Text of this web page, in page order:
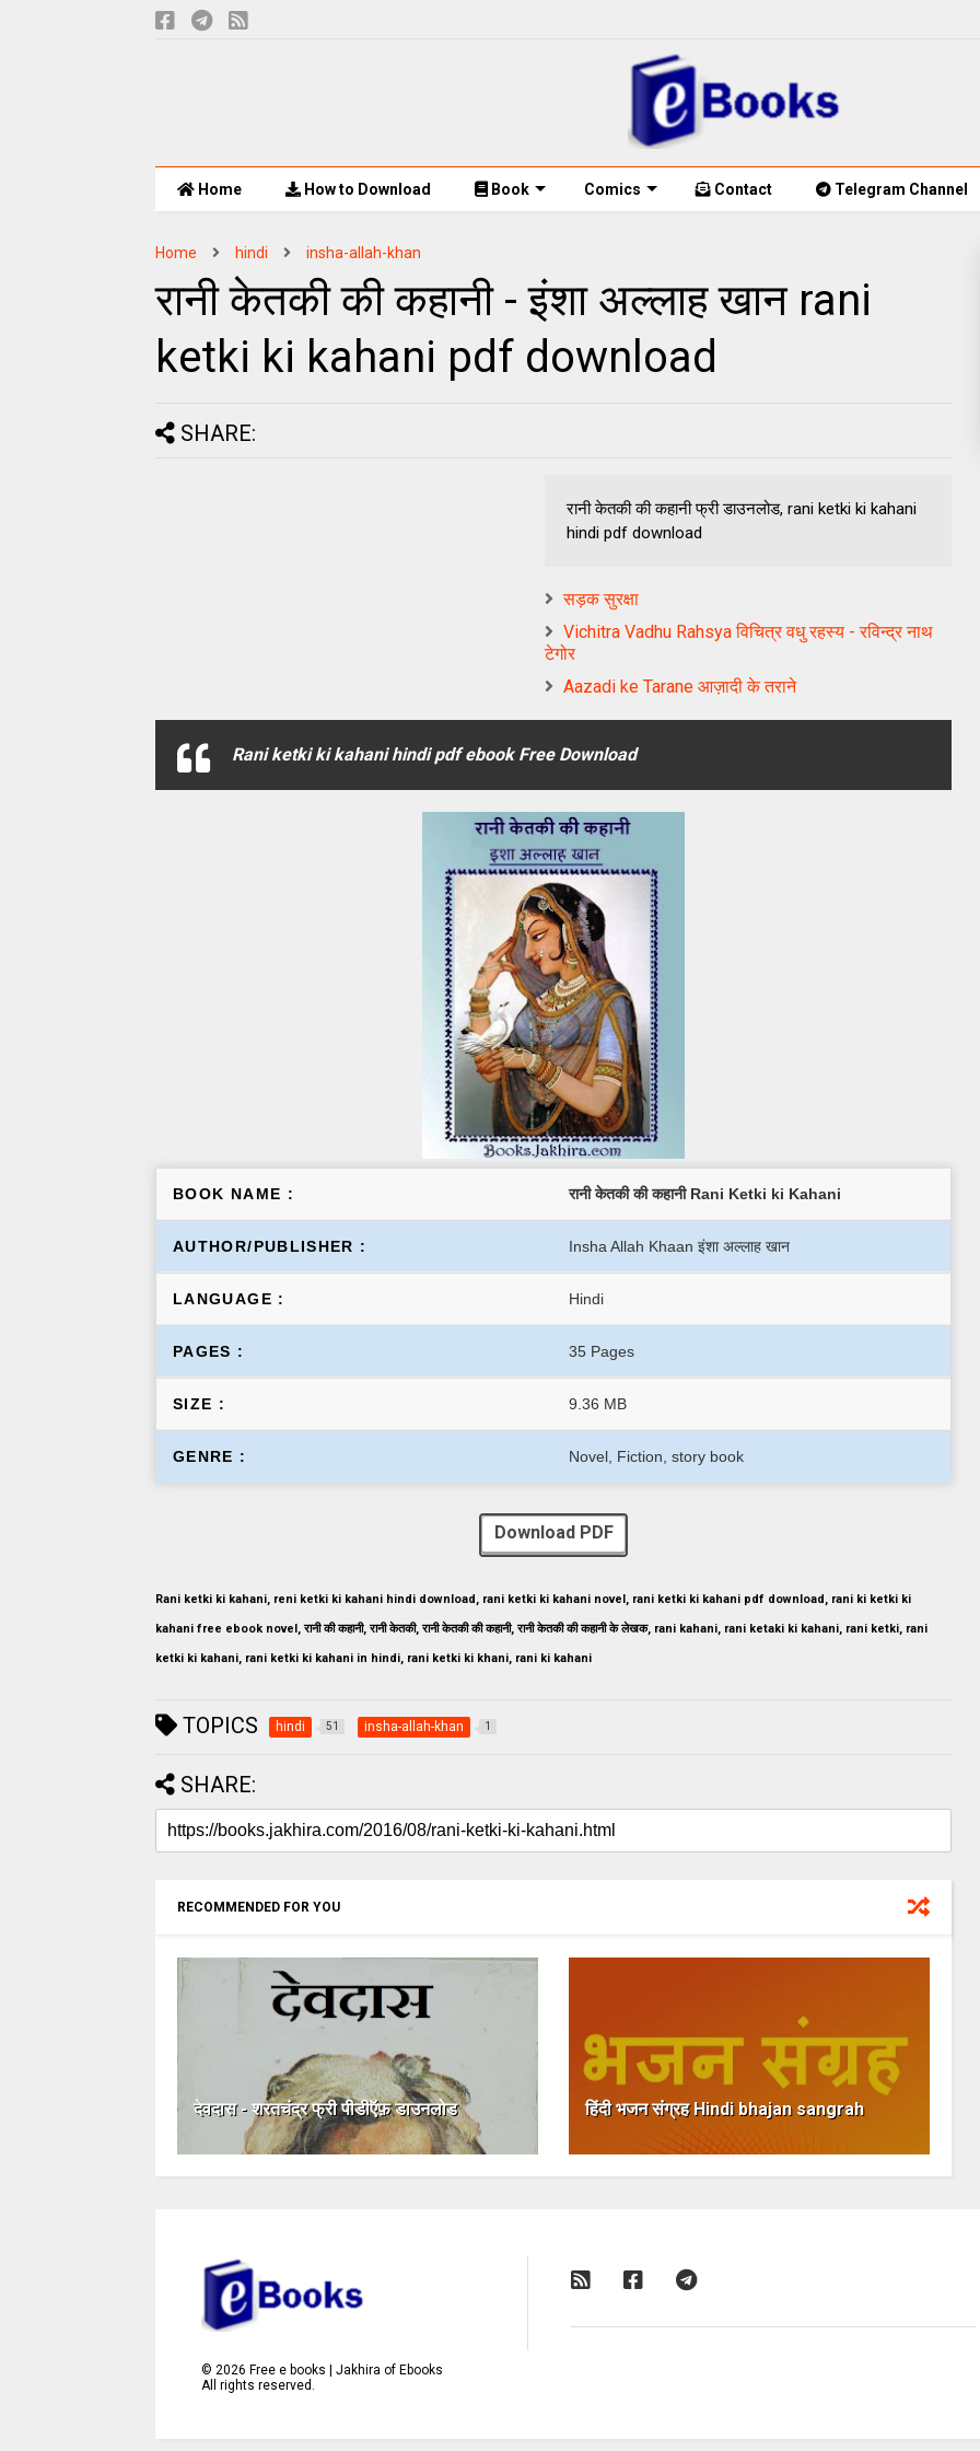
Home How to Download Book Comics Contact Telegram Channel
Home hindi insha-allah-khan
रानी केतकी की कहानी - इंशा अल्लाह खान rani
ketki ki kahani pdf download
SHARE:
रानी केतकी की कहानी फ्री डाउनलोड, rani ketki ki kahani
hindi pdf download
सड़क सुरक्षा
Vichitra Vadhu Rahsya विचित्र वधु रहस्य - रविन्द्र नाथ
टेगोर
Aazadi ke Tarane आज़ादी के तराने
Rani ketki ki kahani hindi pdf ebook Free Download
BOOK NAME : रानी केतकी की कहानी Rani Ketki ki Kahani
AUTHOR/PUBLISHER : Insha Allah Khaan इंशा अल्लाह खान
LANGUAGE : Hindi
PAGES : 35 Pages
SIZE : 9.36 MB
GENRE : Novel, Fiction, story book
Download PDF
Rani ketki ki kahani, reni ketki ki kahani hindi download, rani ketki ki kahani novel, rani ketki ki kahani pdf download, rani ki ketki ki
kahani free ebook novel, रानी की कहानी, रानी केतकी, रानी केतकी की कहानी, रानी केतकी की कहानी के लेखक, rani kahani, rani ketaki ki kahani, rani ketki, rani
ketki ki kahani, rani ketki ki kahani in hindi, rani ketki ki khani, rani ki kahani
TOPICS hindi 51 insha-allah-khan 1
SHARE:
RECOMMENDED FOR YOU
देवदास - शरतचंद्र फ्री पीडीऍफ़ डाउनलोड हिंदी भजन संग्रह Hindi bhajan sangrah
© 2026 Free e books | Jakhira of Ebooks
All rights reserved.